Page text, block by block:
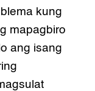
kung
mapagbiro
ang isang